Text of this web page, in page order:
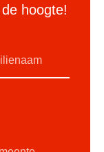
hoogte!